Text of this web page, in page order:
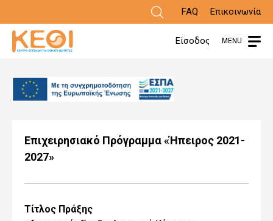
προς
το
κυρίως
περιεχόμενο
FAQ Επικοινωνία
Είσοδος MENU
Επιχειρησιακό Πρόγραμμα «Ήπειρος 2021-
2027»
Τίτλος Πράξης